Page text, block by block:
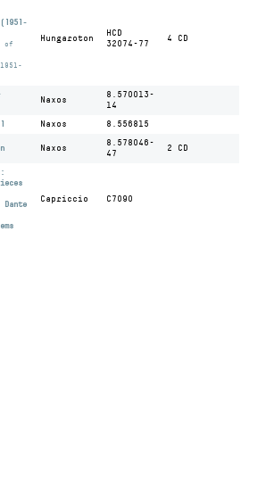
of
Hungaroton
HCD
32074-77
4 CD
Naxos
8.570013-
14
Naxos 8.556815
Naxos
8.578046-
47
2 CD
Dante
Capriccio C7090